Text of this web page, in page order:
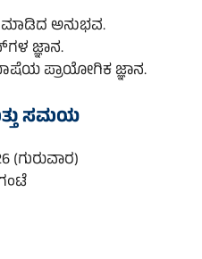
ಮಾಡಿದ ಅನುಭವ.
ಜ್ಞಾನ.
ಪ್ರಾಯೋಗಿಕ ಜ್ಞಾನ.
ಸಮಯ
(ಗುರುವಾರ)